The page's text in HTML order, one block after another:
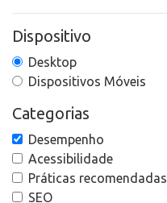
Dispositivo
Desktop
Dispositivos Móveis
Categorias
Desempenho
Acessibilidade
Práticas recomendadas
SEO